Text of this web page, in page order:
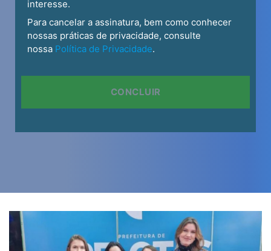
5º Semestre
20h AC GERAL V-A
30h UNIDADE CURRICULAR
EXTENSIONISTA I (UCEX - I)
60h DIREITO PENAL IV: CRIMES EM
ESPECIE - MODULO I
PRÁTICA DOS CONTRATOS
60h DIREITO ADMINISTRATIVO II
1h AVALIACAO MULTIDISCIPLINAR -